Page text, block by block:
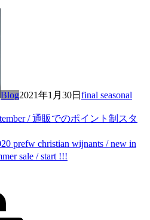
Blog2021年1月30日 final seasonal
/ 通販でのポイント制スタ
prefw christian wijnants / new in
sale / start !!!